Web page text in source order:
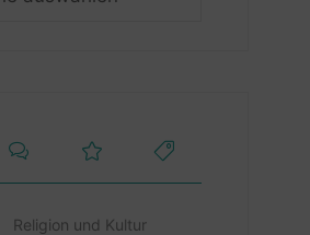
Religion und Kultur